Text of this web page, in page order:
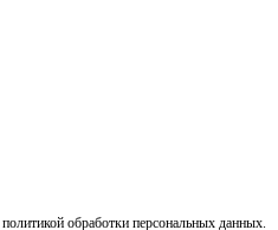
политикой обработки персональных данных.